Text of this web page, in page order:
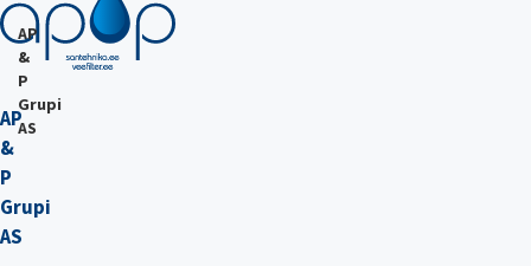
AP
&
P
Grupi
AS
AP
&
P
Grupi
AS